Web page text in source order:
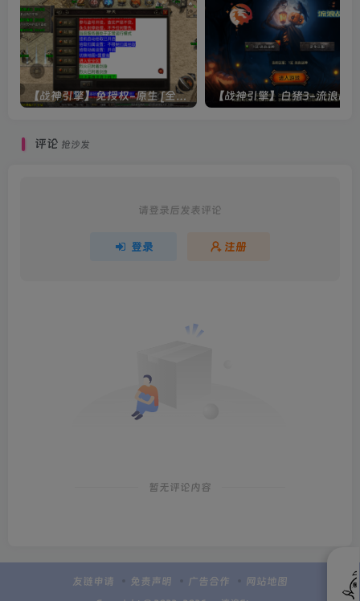
【战神引擎】免授权-原生 [全屏自动拾取] 插件 + 配置教程（更新修复版，具体自测）
评论 抢沙发
请登录后发表评论
登录 注册
暂无评论内容
友链申请 免责声明 广告合作 网站地图